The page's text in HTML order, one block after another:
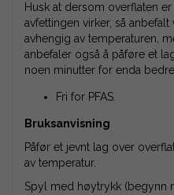
Husk at dersom overflaten
avfettingen virker, så
avhengig av temperaturen,
anbefaler også å påføre et
noen minutter for enda
Fri for PFAS.
Bruksanvisning
Påfør et jevnt lag over
av temperatur.
Spyl med høytrykk (begynn